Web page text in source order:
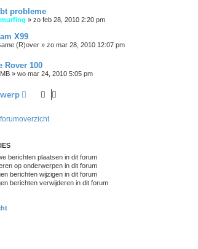
probleme
» zo feb 28, 2010 2:20 pm
X99
(R)over » zo mar 28, 2010 12:07 pm
Rover 100
» wo mar 24, 2010 5:05 pm
berichten plaatsen in dit forum
op onderwerpen in dit forum
berichten wijzigen in dit forum
berichten verwijderen in dit forum